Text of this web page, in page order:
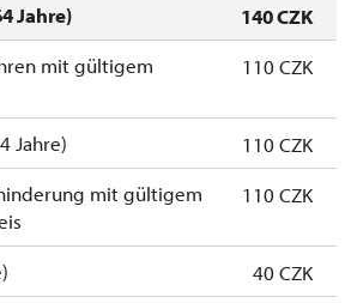
Jahre)
140 CZK
mit gültigem
110 CZK
Jahre)
110 CZK
mit gültigem
110 CZK
40 CZK